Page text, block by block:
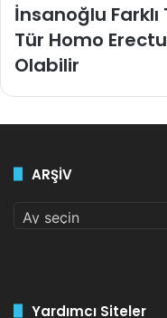
İnsanoğlu
Tür Homo
Olabilir
ARŞİV
ARŞİV
Yardımcı Siteler